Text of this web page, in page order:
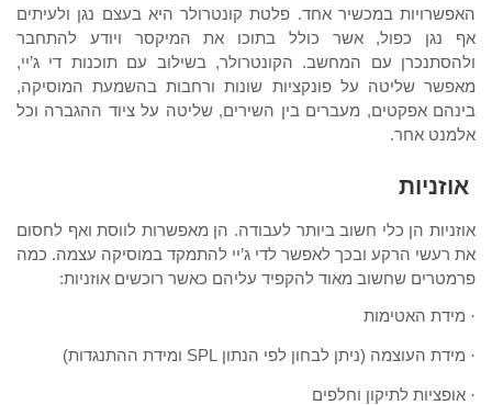
האפשרויות במכשיר אחד. פלטת קונטרולר היא בעצם נגן ולעיתים
אף נגן כפול, אשר כולל בתוכו את המיקסר ויודע להתחבר
ולהסתנכרן עם המחשב. הקונטרולר, בשילוב עם תוכנות די ג’יי,
מאפשר שליטה על פונקציות שונות ורחבות בהשמעת המוסיקה,
בינהם אפקטים, מעברים בין השירים, שליטה על ציוד ההגברה וכל
אלמנט אחר.
אוזניות
אוזניות הן כלי חשוב ביותר לעבודה. הן מאפשרות לווסת ואף לחסום
את רעשי הרקע ובכך לאפשר לדי ג’יי להתמקד במוסיקה עצמה. כמה
פרמטרים שחשוב מאוד להקפיד עליהם כאשר רוכשים אוזניות:
· מידת האטימות
· מידת העוצמה (ניתן לבחון לפי הנתון SPL ומידת ההתנגדות)
· אופציות לתיקון וחלפים